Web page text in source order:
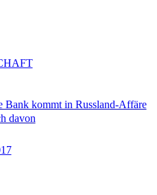
Bank kommt in Russland-Affäre
davon